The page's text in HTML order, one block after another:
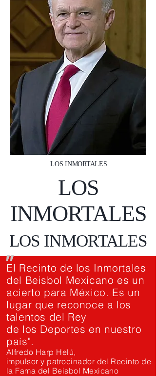
LOS INMORTALES
LOS
INMORTALES
LOS INMORTALES
El Recinto de los Inmortales
del Beisbol Mexicano es un
acierto para México. Es un
lugar que reconoce a los
talentos del Rey
de los Deportes en nuestro
país".
Alfredo Harp Helú,
impulsor y patrocinador del Recinto de
la Fama del Beisbol Mexicano
"